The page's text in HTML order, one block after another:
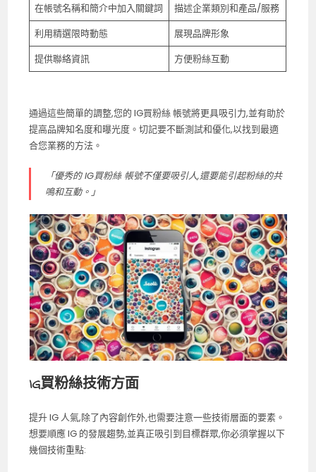
在帳號名稱和簡介中加入關鍵詞
描述企業類別和產品/服務
利用精選限時動態
展現品牌形象
提供聯絡資訊
方便粉絲互動
通過這些簡單的調整,您的IG買粉絲帳號將更具吸引力,並有助於
提高品牌知名度和曝光度。切記要不斷測試和優化,以找到最適
合您業務的方法。
「優秀的IG買粉絲帳號不僅要吸引人,還要能引起粉絲的共
鳴和互動。」
IG買粉絲技術方面
提升 IG 人氣,除了內容創作外,也需要注意一些技術層面的要素。
想要順應 IG 的發展趨勢,並真正吸引到目標群眾,你必須掌握以下
幾個技術重點: